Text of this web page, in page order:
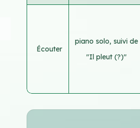
Écouter
piano solo, suivi de
"Il pleut (?)"